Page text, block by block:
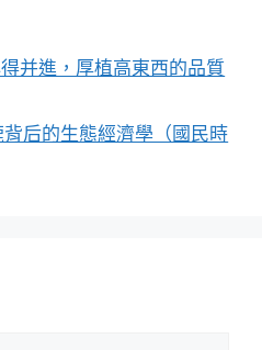
并進，厚植高東西的品質
后的生態經濟學（國民時